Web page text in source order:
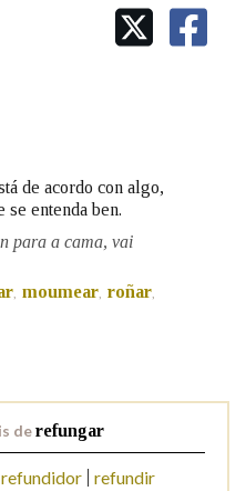
CORPORATIVA
DEL ADALID
HOMENAXEADAS
de acordo con algo,
se entenda ben.
para a cama, vai
moumear roñar
derefungar
refundidor refundir